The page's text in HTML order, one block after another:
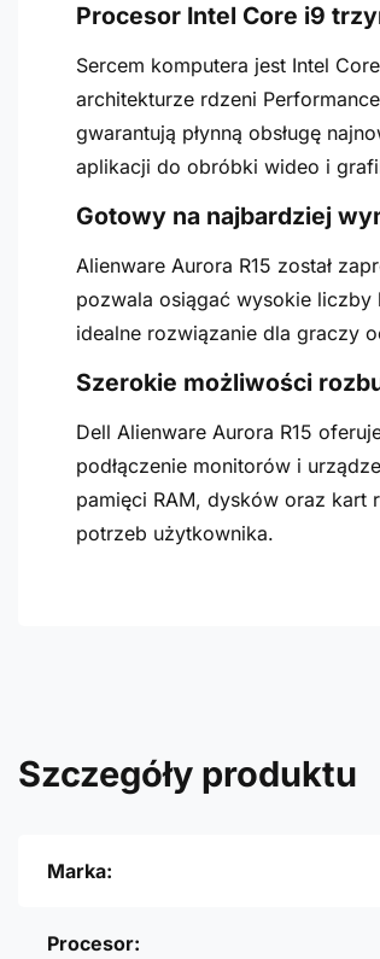
Procesor Intel Core i9
Sercem komputera jest Intel
architekturze rdzeni
gwarantują płynną obsługę
aplikacji do obróbki wideo i
Gotowy na najbardziej
Alienware Aurora R15 został
pozwala osiągać wysokie liczby
idealne rozwiązanie dla graczy
Szerokie możliwości
Dell Alienware Aurora R15
podłączenie monitorów i
pamięci RAM, dysków oraz kart
potrzeb użytkownika.
Szczegóły produktu
Marka:
Procesor: